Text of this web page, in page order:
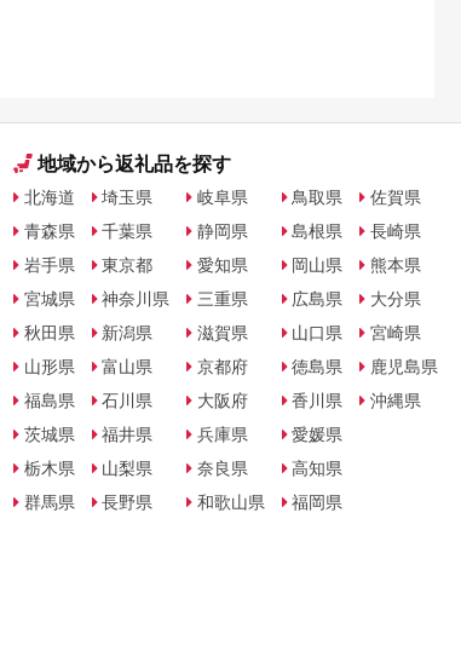
地域から返礼品を探す
北海道
青森県
岩手県
宮城県
秋田県
山形県
福島県
茨城県
栃木県
群馬県
埼玉県
千葉県
東京都
神奈川県
新潟県
富山県
石川県
福井県
山梨県
長野県
岐阜県
静岡県
愛知県
三重県
滋賀県
京都府
大阪府
兵庫県
奈良県
和歌山県
鳥取県
島根県
岡山県
広島県
山口県
徳島県
香川県
愛媛県
高知県
福岡県
佐賀県
長崎県
熊本県
大分県
宮崎県
鹿児島県
沖縄県